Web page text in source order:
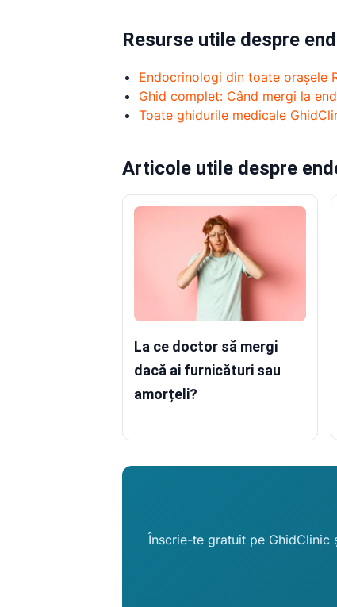
Resurse utile despre
Endocrinologi din toate orașele
Ghid complet: Când mergi la
Toate ghidurile medicale
Articole utile despre
La ce doctor să mergi
dacă ai furnicături sau
amorțeli?
Înscrie-te gratuit pe